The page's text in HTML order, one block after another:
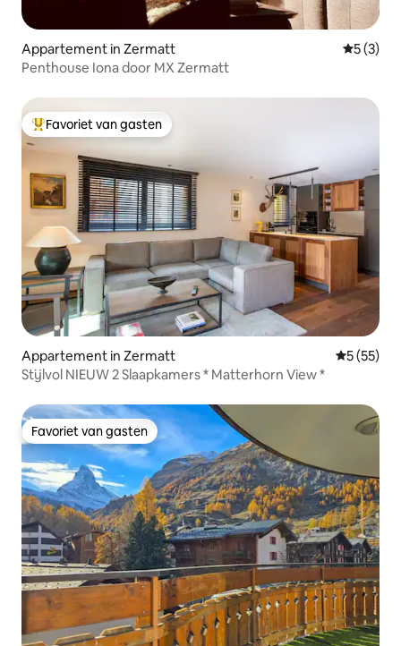
Appartement in Zermatt
5 (3)
Penthouse Iona door MX Zermatt
Topfavoriet van gasten
Favoriet van gasten
Appartement in Zermatt
5 (55)
Stijlvol NIEUW 2 Slaapkamers * Matterhorn View *
Favoriet van gasten
Favoriet van gasten